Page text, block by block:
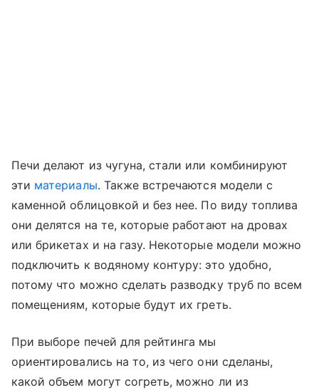
Печи делают из чугуна, стали или комбинируют
эти материалы. Также встречаются модели с
каменной облицовкой и без нее. По виду топлива
они делятся на те, которые работают на дровах
или брикетах и на газу. Некоторые модели можно
подключить к водяному контуру: это удобно,
потому что можно сделать разводку труб по всем
помещениям, которые будут их греть.
При выборе печей для рейтинга мы
ориентировались на то, из чего они сделаны,
какой объем могут согреть, можно ли из